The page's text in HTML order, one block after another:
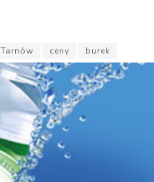
Tarnów ceny burek